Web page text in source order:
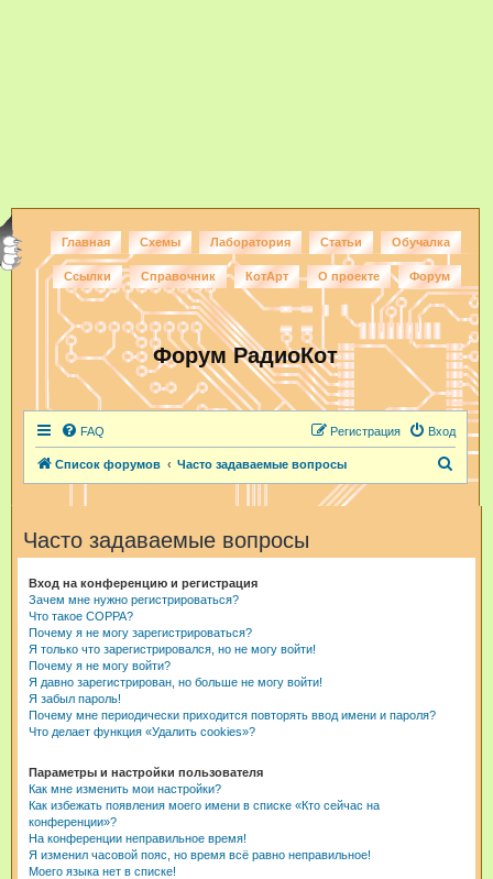
Главная Схемы Лаборатория Статьи Обучалка
Ссылки Справочник КотАрт О проекте Форум
Форум РадиоКот
FAQ Вход
Регистрация
Список форумов Часто задаваемые вопросы
Часто задаваемые вопросы
Вход на конференцию и регистрация
Зачем мне нужно регистрироваться?
Что такое COPPA?
Почему я не могу зарегистрироваться?
Я только что зарегистрировался, но не могу войти!
Почему я не могу войти?
Я давно зарегистрирован, но больше не могу войти!
Я забыл пароль!
Почему мне периодически приходится повторять ввод имени и пароля?
Что делает функция «Удалить cookies»?
Параметры и настройки пользователя
Как мне изменить мои настройки?
Как избежать появления моего имени в списке «Кто сейчас на
конференции»?
На конференции неправильное время!
Я изменил часовой пояс, но время всё равно неправильное!
Моего языка нет в списке!